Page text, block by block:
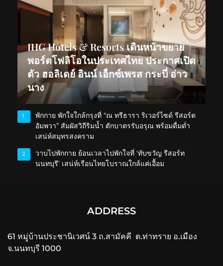
IHG Hotels & Resorts เดินหน้าขยาย
พอร์ตโฟลิโอในประเทศไทย ประกาศเปิด
ตัว ฮอลิเดย์ อินน์ เอ็กซ์เพรส กระบี่ อ่าว
นาง
1
พักกาย พักใจใกล้กรุงที่ “ณ ทรีธารา ริเวอร์ไซด์ รีสอร์ต
อัมพวา” สัมผัสวิถีริมน้ำ ตักบาตรรับอรุณ พร้อมดื่มด่ำ
เสน่ห์สมุทรสงคราม
2
วาบไปพักกาย ย้อนเวลาไปพักใจที่ ‘ทับขวัญ รีสอร์ท
นนทบุรี’ เสน่ห์เรือนไทยโบราณใกล้แค่เอื้อม
ADDRESS
61 หมู่บ้านประชานิเวศน์ 3 ถ.สามัคคี ต.ท่าทราย อ.เมือง
จ.นนทบุรี 1000